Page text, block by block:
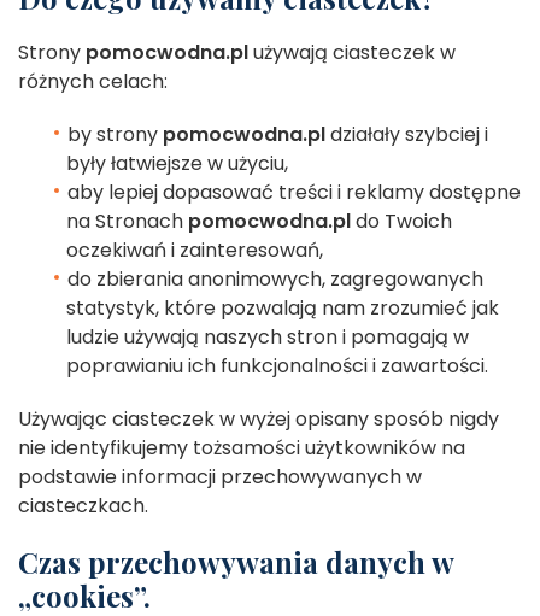
Strony pomocwodna.plużywają ciasteczek w
różnych celach:
by strony pomocwodna.pldziałały szybciej i
były łatwiejsze w użyciu,
aby lepiej dopasować treści i reklamy dostępne
na Stronach pomocwodna.pldo Twoich
oczekiwań i zainteresowań,
do zbierania anonimowych, zagregowanych
statystyk, które pozwalają nam zrozumieć jak
ludzie używają naszych stron i pomagają w
poprawianiu ich funkcjonalności i zawartości.
Używając ciasteczek w wyżej opisany sposób nigdy
nie identyfikujemy tożsamości użytkowników na
podstawie informacji przechowywanych w
ciasteczkach.
Czas przechowywania danych w
„cookies”.